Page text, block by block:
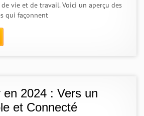
vie et de travail. Voici un aperçu des
qui façonnent
en 2024 : Vers un
et Connecté